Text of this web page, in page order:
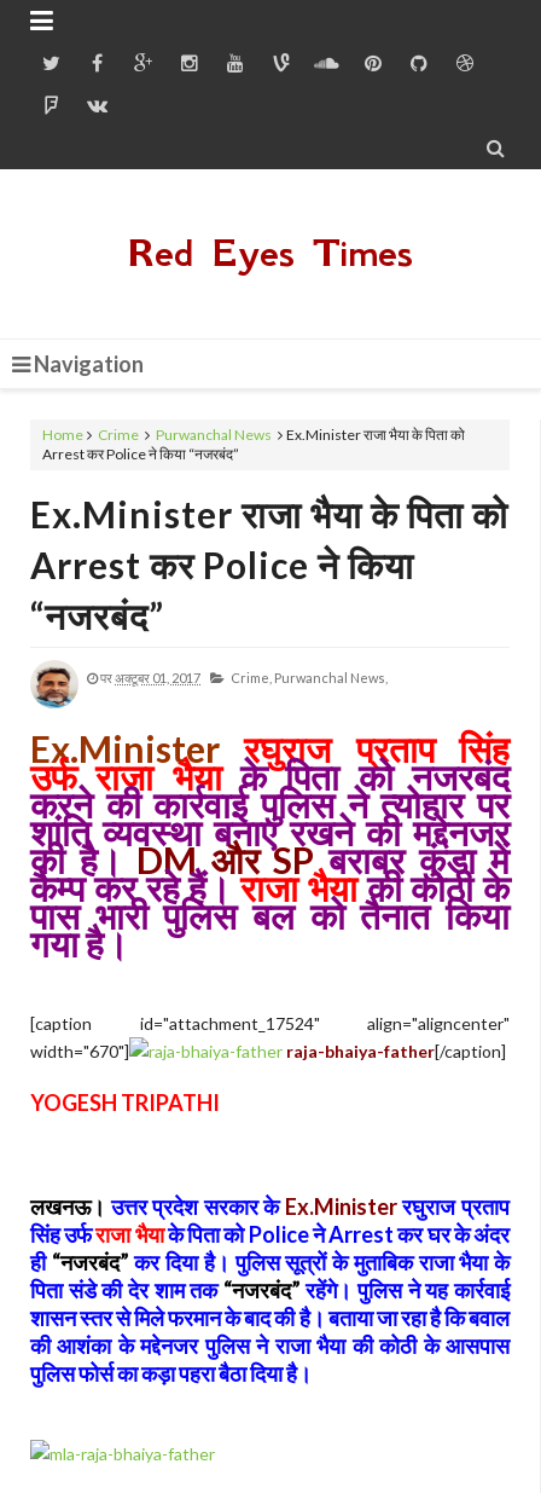


Red Eyes Times
Navigation
Home Crime Purwanchal News
Ex.Minister राजा भैया के पिता को
Arrest कर Police ने किया “नजरबंद”
Ex.Minister राजा भैया के पिता को
Arrest कर Police ने किया
“नजरबंद”
परअक्टूबर 01, 2017 Crime, Purwanchal News,
Ex.Minister रघुराज प्रताप सिंह
उर्फ राजा भैयाके पिता को नजरबंद
करने की कार्रवाई पुलिस ने त्योहार पर
शांति व्यवस्था बनाए रखने की मद्देनजर
की है।DM और SP बराबर कुंडा में
कैम्प कर रहे हैं।राजा भैया की कोठी के
पास भारी पुलिस बल को तैनात किया
गया है।
[caption id="attachment_17524" align="aligncenter"
width="670"]
raja-bhaiya-father[/caption]
YOGESH TRIPATHI
लखनऊ। उत्तर प्रदेश सरकार केEx.Minister रघुराज प्रताप
सिंह उर्फराजा भैयाके पिता को Police ने Arrest कर घर के अंदर
ही“नजरबंद”कर दिया है। पुलिस सूत्रों के मुताबिक राजा भैया के
पिता संडे की देर शाम तक“नजरबंद” रहेंगे। पुलिस ने यह कार्रवाई
शासन स्तर से मिले फरमान के बाद की है। बताया जा रहा है कि बवाल
की आशंका के मद्देनजर पुलिस ने राजा भैया की कोठी के आसपास
पुलिस फोर्स का कड़ा पहरा बैठा दिया है।